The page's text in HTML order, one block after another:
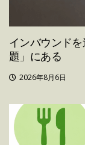
インバウンド
題」にある
2026年8月6日